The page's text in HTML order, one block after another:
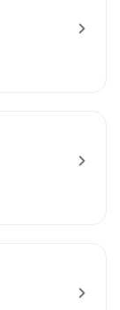
chevron_right
chevron_right
chevron_right